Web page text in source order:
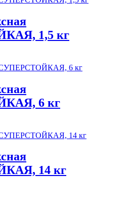
1,5 кг
6 кг
14 кг